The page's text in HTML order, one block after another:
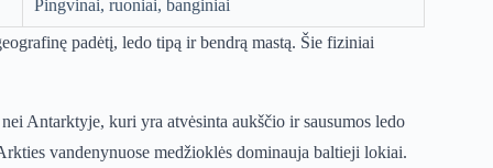
Pingvinai, ruoniai, banginiai
padėtį, ledo tipą ir bendrą mastą. Šie fiziniai
Antarktyje, kuri yra atvėsinta aukščio ir sausumos ledo
vandenynuose medžioklės dominauja baltieji lokiai.